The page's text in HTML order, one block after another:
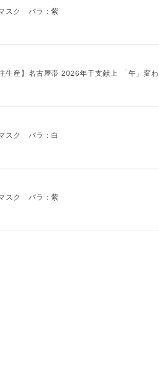
スク バラ：紫
生産】名古屋帯 2026年干支献上 「午」変
スク バラ：白
スク バラ：紫